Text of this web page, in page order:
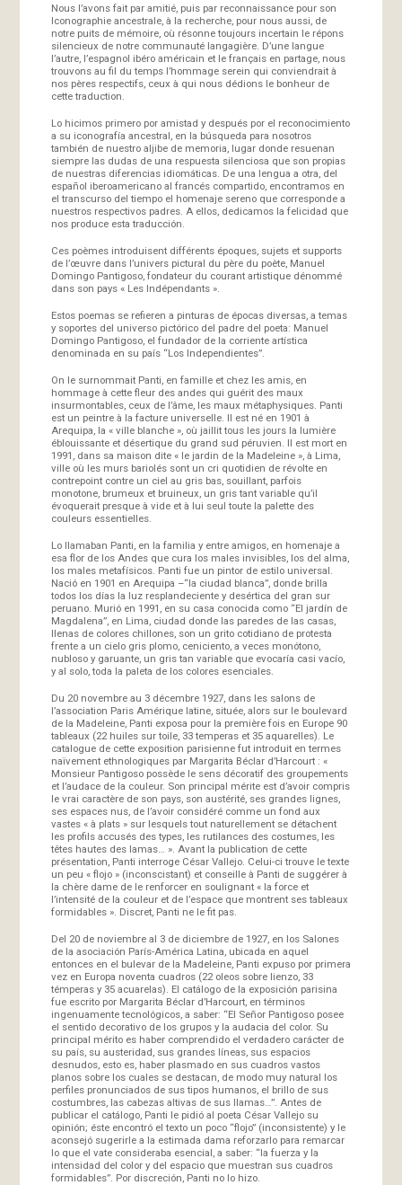
Nous l’avons fait par amitié, puis par reconnaissance pour son
Iconographie ancestrale, à la recherche, pour nous aussi, de
notre puits de mémoire, où résonne toujours incertain le répons
silencieux de notre communauté langagière. D’une langue
l’autre, l’espagnol ibéro américain et le français en partage, nous
trouvons au fil du temps l’hommage serein qui conviendrait à
nos pères respectifs, ceux à qui nous dédions le bonheur de
cette traduction.
Lo hicimos primero por amistad y después por el reconocimiento
a su iconografía ancestral, en la búsqueda para nosotros
también de nuestro aljibe de memoria, lugar donde resuenan
siempre las dudas de una respuesta silenciosa que son propias
de nuestras diferencias idiomáticas. De una lengua a otra, del
español iberoamericano al francés compartido, encontramos en
el transcurso del tiempo el homenaje sereno que corresponde a
nuestros respectivos padres. A ellos, dedicamos la felicidad que
nos produce esta traducción.
Ces poèmes introduisent différents époques, sujets et supports
de l’œuvre dans l’univers pictural du père du poète, Manuel
Domingo Pantigoso, fondateur du courant artistique dénommé
dans son pays « Les Indépendants ».
Estos poemas se refieren a pinturas de épocas diversas, a temas
y soportes del universo pictórico del padre del poeta: Manuel
Domingo Pantigoso, el fundador de la corriente artística
denominada en su país “Los Independientes”.
On le surnommait Panti, en famille et chez les amis, en
hommage à cette fleur des andes qui guérit des maux
insurmontables, ceux de l’âme, les maux métaphysiques. Panti
est un peintre à la facture universelle. Il est né en 1901 à
Arequipa, la « ville blanche », où jaillit tous les jours la lumière
éblouissante et désertique du grand sud péruvien. Il est mort en
1991, dans sa maison dite « le jardin de la Madeleine », à Lima,
ville où les murs bariolés sont un cri quotidien de révolte en
contrepoint contre un ciel au gris bas, souillant, parfois
monotone, brumeux et bruineux, un gris tant variable qu’il
évoquerait presque à vide et à lui seul toute la palette des
couleurs essentielles.
Lo llamaban Panti, en la familia y entre amigos, en homenaje a
esa flor de los Andes que cura los males invisibles, los del alma,
los males metafísicos. Panti fue un pintor de estilo universal.
Nació en 1901 en Arequipa –“la ciudad blanca”, donde brilla
todos los días la luz resplandeciente y desértica del gran sur
peruano. Murió en 1991, en su casa conocida como “El jardín de
Magdalena”, en Lima, ciudad donde las paredes de las casas,
llenas de colores chillones, son un grito cotidiano de protesta
frente a un cielo gris plomo, ceniciento, a veces monótono,
nubloso y garuante, un gris tan variable que evocaría casi vacío,
y al solo, toda la paleta de los colores esenciales.
Du 20 novembre au 3 décembre 1927, dans les salons de
l’association Paris Amérique latine, située, alors sur le boulevard
de la Madeleine, Panti exposa pour la première fois en Europe 90
tableaux (22 huiles sur toile, 33 temperas et 35 aquarelles). Le
catalogue de cette exposition parisienne fut introduit en termes
naïvement ethnologiques par Margarita Béclar d’Harcourt : «
Monsieur Pantigoso possède le sens décoratif des groupements
et l’audace de la couleur. Son principal mérite est d’avoir compris
le vrai caractère de son pays, son austérité, ses grandes lignes,
ses espaces nus, de l’avoir considéré comme un fond aux
vastes « à plats » sur lesquels tout naturellement se détachent
les profils accusés des types, les rutilances des costumes, les
têtes hautes des lamas… ». Avant la publication de cette
présentation, Panti interroge César Vallejo. Celui-ci trouve le texte
un peu « flojo » (inconscistant) et conseille à Panti de suggérer à
la chère dame de le renforcer en soulignant « la force et
l’intensité de la couleur et de l’espace que montrent ses tableaux
formidables ». Discret, Panti ne le fit pas.
Del 20 de noviembre al 3 de diciembre de 1927, en los Salones
de la asociación París-América Latina, ubicada en aquel
entonces en el bulevar de la Madeleine, Panti expuso por primera
vez en Europa noventa cuadros (22 oleos sobre lienzo, 33
témperas y 35 acuarelas). El catálogo de la exposición parisina
fue escrito por Margarita Béclar d’Harcourt, en términos
ingenuamente tecnológicos, a saber: “El Señor Pantigoso posee
el sentido decorativo de los grupos y la audacia del color. Su
principal mérito es haber comprendido el verdadero carácter de
su país, su austeridad, sus grandes líneas, sus espacios
desnudos, esto es, haber plasmado en sus cuadros vastos
planos sobre los cuales se destacan, de modo muy natural los
perfiles pronunciados de sus tipos humanos, el brillo de sus
costumbres, las cabezas altivas de sus llamas…”. Antes de
publicar el catálogo, Panti le pidió al poeta César Vallejo su
opinión; éste encontró el texto un poco “flojo” (inconsistente) y le
aconsejó sugerirle a la estimada dama reforzarlo para remarcar
lo que el vate consideraba esencial, a saber: “la fuerza y la
intensidad del color y del espacio que muestran sus cuadros
formidables”. Por discreción, Panti no lo hizo.